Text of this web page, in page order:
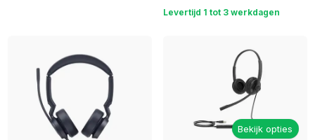
Levertijd 1 tot 3 werkdagen
Bekijk opties